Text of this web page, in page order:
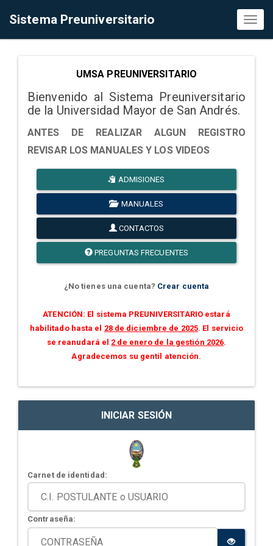
Sistema Preuniversitario
UMSA PREUNIVERSITARIO
Bienvenido al Sistema Preuniversitario
de la Universidad Mayor de San Andrés.
ANTES DE REALIZAR ALGUN REGISTRO
REVISAR LOS MANUALES Y LOS VIDEOS
ADMISIONES
MANUALES
CONTACTOS
PREGUNTAS FRECUENTES
¿No tienes una cuenta? Crear cuenta
ATENCIÓN: El sistema PREUNIVERSITARIO estará
habilitado hasta el 28 de diciembre de 2025. El servicio
se reanudará el 2 de enero de la gestión 2026.
Agradecemos su gentil atención.
INICIAR SESIÓN
Carnet de identidad:
Contraseña: